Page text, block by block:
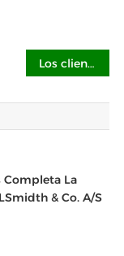
Los clientes de NetApp ya tienen una caja fuerte digital para proteger sus datos
Completa La
& Co. A/S